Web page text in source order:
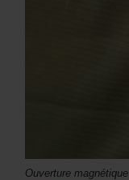
Ouverture magnétique